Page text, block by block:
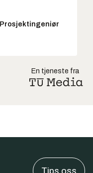
Prosjektingeniør
En tjeneste fra